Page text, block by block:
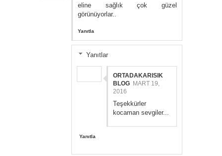
eline sağlık çok güzel
görünüyorlar..
Yanıtla
Yanıtlar
ORTADAKARISIK
BLOG MART 19,
2016
Teşekkürler
kocaman sevgiler...
Yanıtla